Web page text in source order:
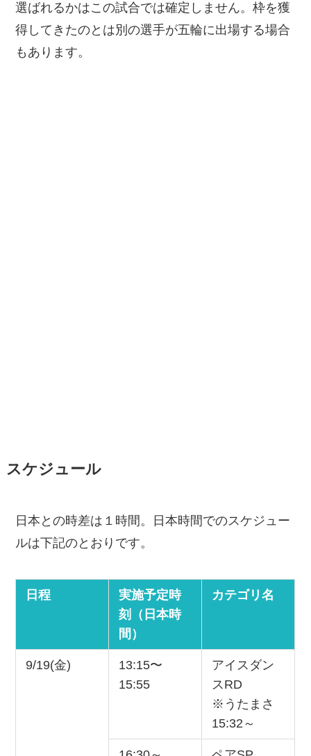
選ばれるかはこの試合では確定しません。枠を獲
得してきたのとは別の選手が五輪に出場する場合
もあります。
スケジュール
日本との時差は１時間。日本時間でのスケジュー
ルは下記のとおりです。
日程
実施予定時
刻（日本時
間）
カテゴリ名
9/19(金)
13:15〜
15:55
アイスダン
スRD
※うたまさ
15:32～